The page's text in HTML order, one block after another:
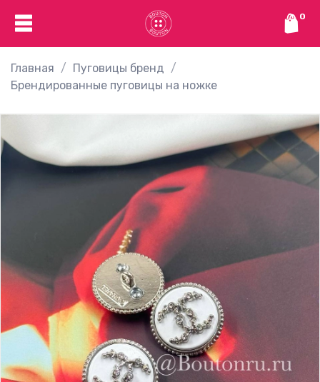
0
Главная
Пуговицы бренд
Брендированные пуговицы на ножке